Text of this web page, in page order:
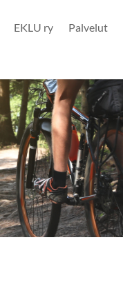
EKLU ry Palvelut